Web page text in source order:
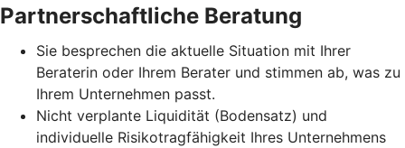
Partnerschaftliche Beratung
Sie besprechen die aktuelle Situation mit Ihrer
Beraterin oder Ihrem Berater und stimmen ab, was zu
Ihrem Unternehmen passt.
Nicht verplante Liquidität (Bodensatz) und
individuelle Risikotragfähigkeit Ihres Unternehmens